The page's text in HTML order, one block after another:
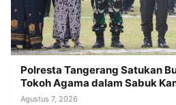
Polresta Tangerang Satukan
Tokoh Agama dalam Sabuk
Agustus 7, 2026